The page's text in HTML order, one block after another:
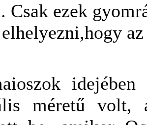
Csak ezek
méretű volt,